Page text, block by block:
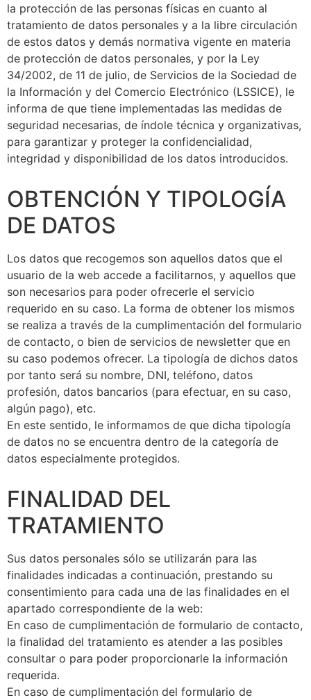
la protección de las personas físicas en cuanto al
tratamiento de datos personales y a la libre circulación
de estos datos y demás normativa vigente en materia
de protección de datos personales, y por la Ley
34/2002, de 11 de julio, de Servicios de la Sociedad de
la Información y del Comercio Electrónico (LSSICE), le
informa de que tiene implementadas las medidas de
seguridad necesarias, de índole técnica y organizativas,
para garantizar y proteger la confidencialidad,
integridad y disponibilidad de los datos introducidos.
OBTENCIÓN Y TIPOLOGÍA
DE DATOS
Los datos que recogemos son aquellos datos que el
usuario de la web accede a facilitarnos, y aquellos que
son necesarios para poder ofrecerle el servicio
requerido en su caso. La forma de obtener los mismos
se realiza a través de la cumplimentación del formulario
de contacto, o bien de servicios de newsletter que en
su caso podemos ofrecer. La tipología de dichos datos
por tanto será su nombre, DNI, teléfono, datos
profesión, datos bancarios (para efectuar, en su caso,
algún pago), etc.
En este sentido, le informamos de que dicha tipología
de datos no se encuentra dentro de la categoría de
datos especialmente protegidos.
FINALIDAD DEL
TRATAMIENTO
Sus datos personales sólo se utilizarán para las
finalidades indicadas a continuación, prestando su
consentimiento para cada una de las finalidades en el
apartado correspondiente de la web:
En caso de cumplimentación de formulario de contacto,
la finalidad del tratamiento es atender a las posibles
consultar o para poder proporcionarle la información
requerida.
En caso de cumplimentación del formulario de